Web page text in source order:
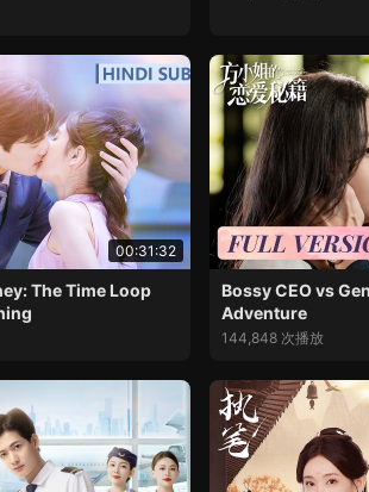
00:31:32
The Time Loop
Bossy CEO vs
Adventure
144,848 次播放